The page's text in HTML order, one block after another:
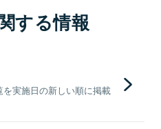
する情報
実施日の新しい順に掲載